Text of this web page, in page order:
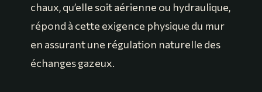
chaux, qu’elle soit aérienne ou hydraulique,
répond à cette exigence physique du mur
en assurant une régulation naturelle des
échanges gazeux.